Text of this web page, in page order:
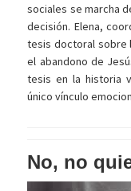
sociales se marcha
decisión. Elena,
tesis doctoral sobre
el abandono de
tesis en la historia
único vínculo
No, no